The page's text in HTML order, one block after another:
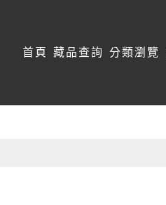
首頁 藏品查詢 分類瀏覽